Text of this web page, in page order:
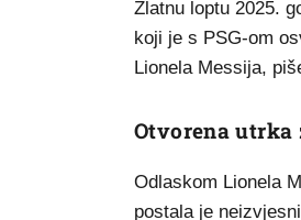
Zlatnu loptu 2025.
koji je s PSG-om
Lionela Messija,
Otvorena utrka
Odlaskom Lionela
postala je